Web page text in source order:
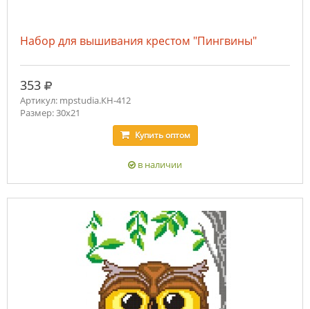
Набор для вышивания крестом "Пингвины"
353 руб.
Артикул: mpstudia.КН-412
Размер: 30x21
Купитьоптом
в наличии